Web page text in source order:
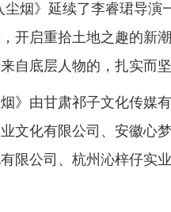
烟》延续了李睿珺导演
开启重拾土地之趣的新
自底层人物的，扎实而坚
烟》由甘肃祁子文化传媒
文化有限公司、安徽心
限公司、杭州沁梓仔实